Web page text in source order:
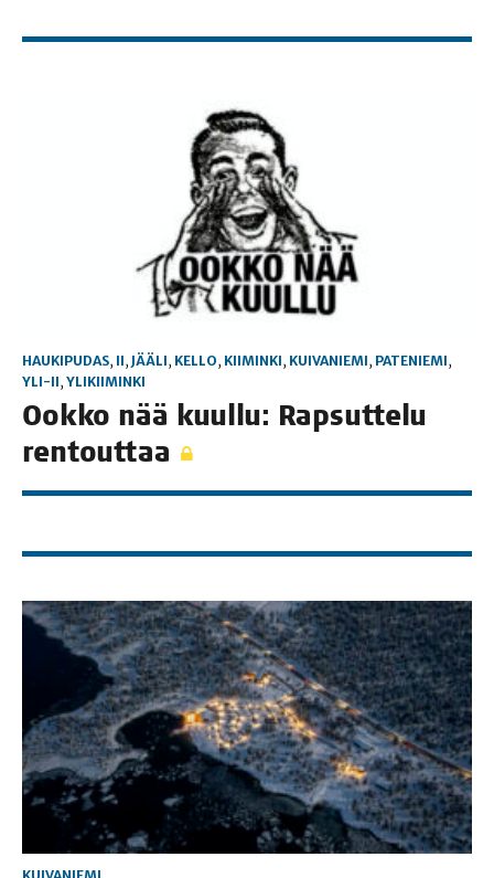
HAUKIPUDAS, II, JÄÄLI, KELLO, KIIMINKI, KUIVANIEMI, PATENIEMI,
YLI-II, YLIKIIMINKI
Ook­ko nää kuul­lu: Rap­sut­te­lu
rentouttaa